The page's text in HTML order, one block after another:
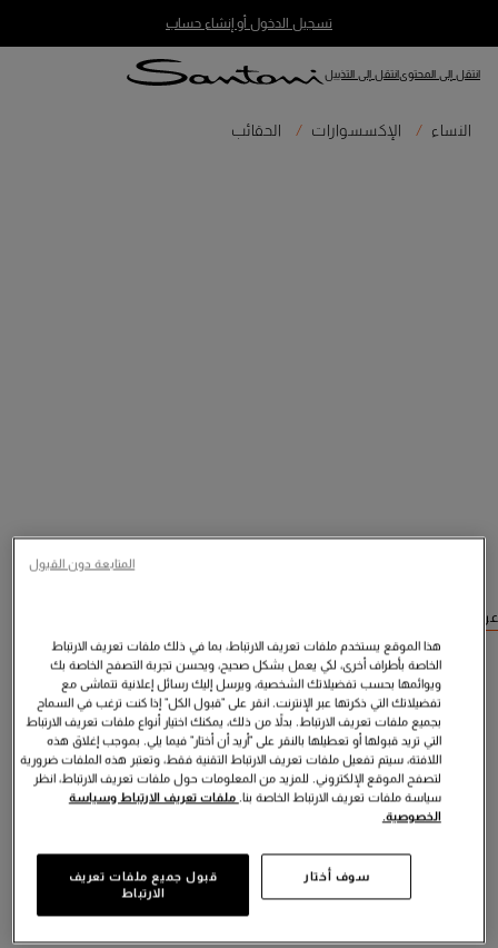
تسجيل الدخول أو إنشاء حساب
انتقل إلى المحتوىانتقل إلى التذييل
النساء الإكسسوارات الحقائب
عرض منتجات مشابهة
هذا الموقع يستخدم ملفات تعريف الارتباط، بما في ذلك ملفات تعريف الارتباط
الخاصة بأطراف أخرى، لكي يعمل بشكل صحيح، ويحسن تجربة التصفح الخاصة بك
ويوائمها بحسب تفضيلاتك الشخصية، ويرسل إليك رسائل إعلانية تتماشى مع
تفضيلاتك التي ذكرتها عبر الإنترنت. انقر على "قبول الكل" إذا كنت ترغب في السماح
بجميع ملفات تعريف الارتباط. بدلاً من ذلك، يمكنك اختيار أنواع ملفات تعريف الارتباط
التي تريد قبولها أو تعطيلها بالنقر على "أريد أن أختار" فيما يلي. بموجب إغلاق هذه
اللافتة، سيتم تفعيل ملفات تعريف الارتباط التقنية فقط، وتعتبر هذه الملفات ضرورية
لتصفح الموقع الإلكتروني. للمزيد من المعلومات حول ملفات تعريف الارتباط، انظر
سياسة ملفات تعريف الارتباط الخاصة بنا. ملفات تعريف الارتباط وسياسة
الخصوصية.
سوف أختار
قبول جميع ملفات تعريف
الارتباط
المتابعة دون القبول